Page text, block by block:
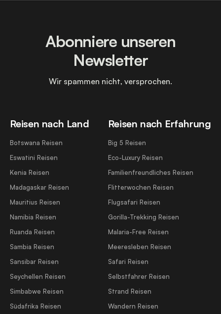
Reisen nach Land
Botswana Reisen
Eswatini Reisen
Kenia Reisen
Madagaskar Reisen
Mauritius Reisen
Namibia Reisen
Ruanda Reisen
Sambia Reisen
Sansibar Reisen
Seychellen Reisen
Simbabwe Reisen
Südafrika Reisen
Reisen nach Erfahrung
Big 5 Reisen
Eco-Luxury Reisen
Familienfreundliches Reisen
Flitterwochen Reisen
Flugsafari Reisen
Gorilla-Trekking Reisen
Malaria-Free Reisen
Meeresleben Reisen
Safari Reisen
Selbstfahrer Reisen
Strand Reisen
Wandern Reisen
Abonniere unseren
Newsletter
Wir spammen nicht, versprochen.